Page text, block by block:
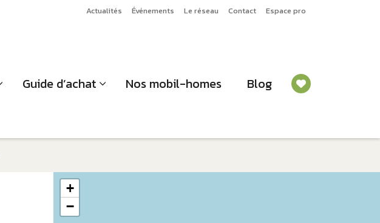
Actualités Événements Le réseau Contact Espace pro
Guide d’achat Nos mobil-homes Blog
+
−